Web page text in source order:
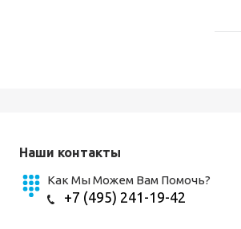
Наши контакты
Как Мы Можем Вам Помочь?
+7 (495) 241-19-42